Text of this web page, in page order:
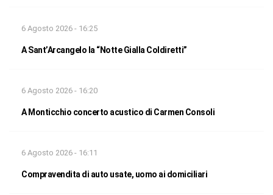
6 Agosto 2026 - 16:25
A Sant’Arcangelo la “Notte Gialla Coldiretti”
6 Agosto 2026 - 16:20
A Monticchio concerto acustico di Carmen Consoli
6 Agosto 2026 - 16:11
Compravendita di auto usate, uomo ai domiciliari